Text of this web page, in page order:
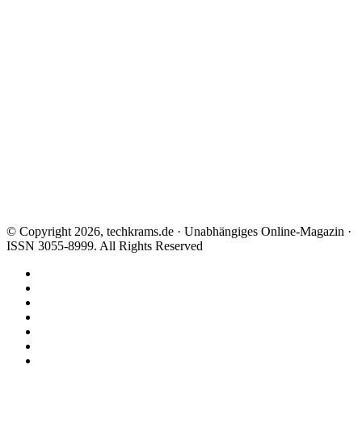
© Copyright 2026, techkrams.de · Unabhängiges Online-Magazin ·
ISSN 3055-8999. All Rights Reserved